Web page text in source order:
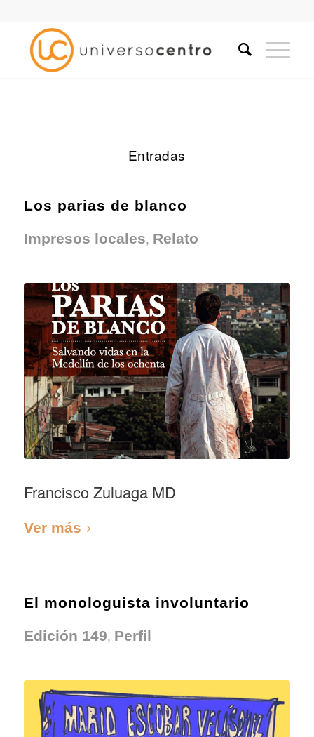
Entradas
Los parias de blanco
Impresos locales, Relato
Francisco Zuluaga MD
Ver más
El monologuista involuntario
Edición 149, Perfil